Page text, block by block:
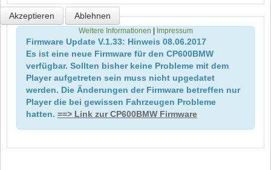
Firmware Update V.1.33: Hinweis 08.06.2017
Es ist eine neue Firmware für den CP600BMW
verfügbar. Sollten bisher keine Probleme mit dem
Player aufgetreten sein muss nicht upgedatet
werden. Die Änderungen der Firmware betreffen nur
Player die bei gewissen Fahrzeugen Probleme
hatten. ==> Link zur CP600BMW Firmware
Akzeptieren Ablehnen
Weitere Informationen | Impressum